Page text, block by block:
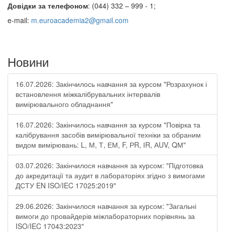
Довідки за телефоном: (044) 332 – 999 - 1;
e-mail: m.euroacademia2@gmail.com
Новини
16.07.2026: Закінчилось навчання за курсом "Розрахунок і
встановлення міжкалібрувальних інтервалів
вимірювального обладнання"
16.07.2026: Закінчилось навчання за курсом "Повірка та
калібрування засобів вимірювальної техніки за обраним
видом вимірювань: L, М, Т, ЕМ, F, РR, ІR, АUV, QМ"
03.07.2026: Закінчилося навчання за курсом: "Підготовка
до акредитації та аудит в лабораторіях згідно з вимогами
ДСТУ EN ISO/IEC 17025:2019"
29.06.2026: Закінчилося навчання за курсом: "Загальні
вимоги до провайдерів міжлабораторних порівнянь за
ISO/IEC 17043:2023"